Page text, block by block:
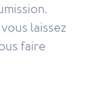
laissez
faire